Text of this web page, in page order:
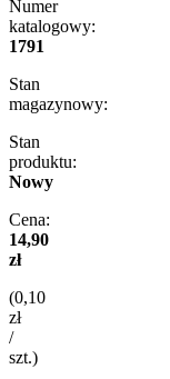
Numer
katalogowy:
1791
Stan
magazynowy:
Stan
produktu:
Nowy
Cena:
14,90
zł
(0,10
zł
/
szt.)